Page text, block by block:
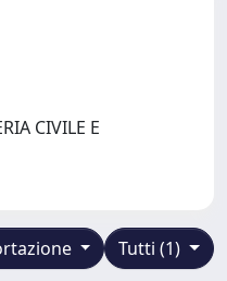
CIVILE E
Tutti (1)